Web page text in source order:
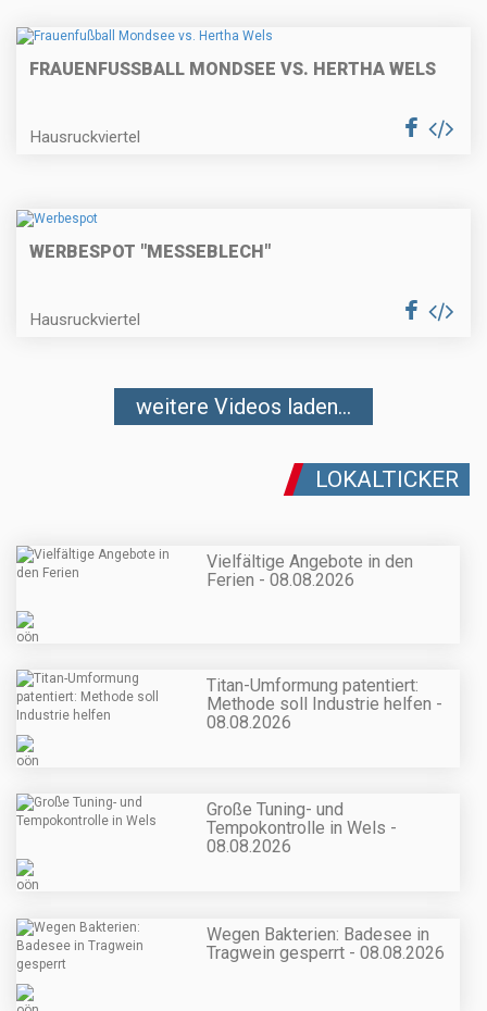
FRAUENFUSSBALL MONDSEE VS. HERTHA WELS
Hausruckviertel
WERBESPOT "MESSEBLECH"
Hausruckviertel
weitere Videos laden...
LOKALTICKER
Vielfältige Angebote in den
Ferien - 08.08.2026
Titan-Umformung patentiert:
Methode soll Industrie helfen -
08.08.2026
Große Tuning- und
Tempokontrolle in Wels -
08.08.2026
Wegen Bakterien: Badesee in
Tragwein gesperrt - 08.08.2026